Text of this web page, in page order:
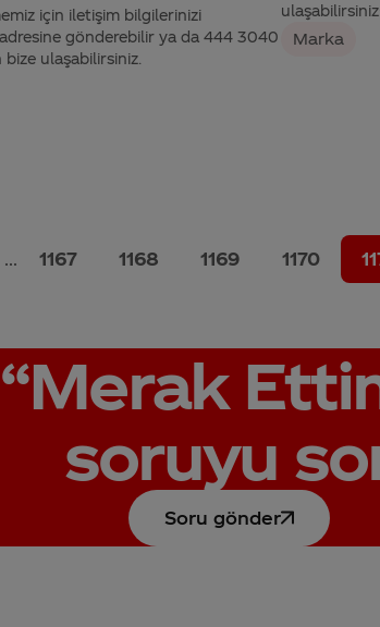
için iletişim bilgilerinizi
gönderebilir ya da 444 3040
ulaşabilirsiniz.
Marka
... 1167 1168 1169 1170
“Merak
soruyu
Soru gönder